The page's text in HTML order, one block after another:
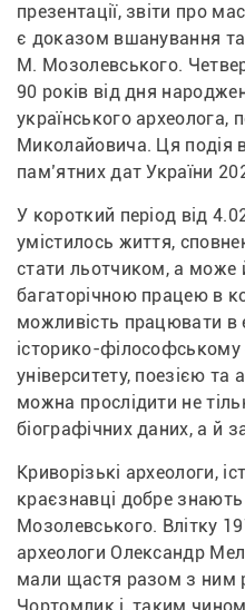
презентації, звіти про
є доказом вшанування
М. Мозолевського.
90 років від дня
українського археолога,
Миколайовича. Ця подія
пам’ятних дат України
У короткий період від
умістилось життя,
стати льотчиком, а
багаторічною працею в
можливість працювати в
історико-філософському
університету, поезією та
можна прослідити не
біографічних даних, а й
Криворізькі археологи,
краєзнавці добре
Мозолевського. Влітку
археологи Олександр
мали щастя разом з ним